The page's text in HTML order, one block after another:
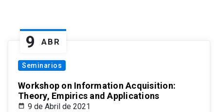
9 ABR
Seminarios
Workshop on Information Acquisition:
Theory, Empirics and Applications
9 de Abril de 2021